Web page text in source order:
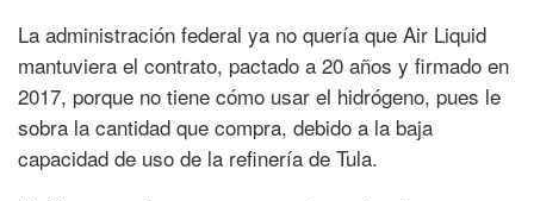
La administración federal ya no quería que Air Liquid
mantuviera el contrato, pactado a 20 años y firmado en
2017, porque no tiene cómo usar el hidrógeno, pues le
sobra la cantidad que compra, debido a la baja
capacidad de uso de la refinería de Tula.